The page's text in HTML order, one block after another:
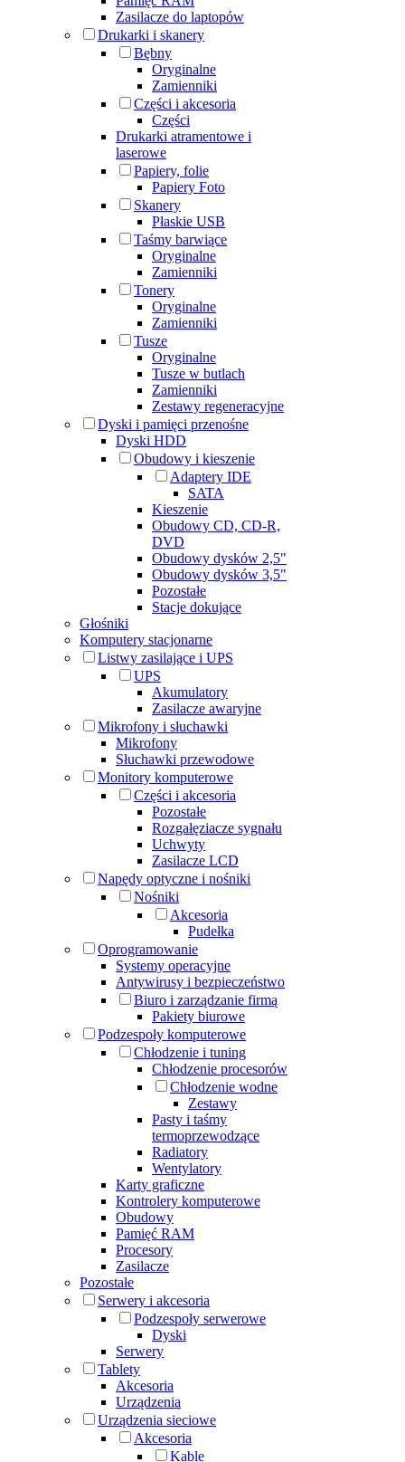
Zasilacze do laptopów
Drukarki i skanery
Bębny
Oryginalne
Zamienniki
Części i akcesoria
Części
Drukarki atramentowe i
laserowe
Papiery, folie
Papiery Foto
Skanery
Płaskie USB
Taśmy barwiące
Oryginalne
Zamienniki
Tonery
Oryginalne
Zamienniki
Tusze
Oryginalne
Tusze w butlach
Zamienniki
Zestawy regeneracyjne
Dyski i pamięci przenośne
Dyski HDD
Obudowy i kieszenie
Adaptery IDE
SATA
Kieszenie
Obudowy CD, CD-R,
DVD
Obudowy dysków 2,5"
Obudowy dysków 3,5"
Pozostałe
Stacje dokujące
Głośniki
Komputery stacjonarne
Listwy zasilające i UPS
UPS
Akumulatory
Zasilacze awaryjne
Mikrofony i słuchawki
Mikrofony
Słuchawki przewodowe
Monitory komputerowe
Części i akcesoria
Pozostałe
Rozgałęziacze sygnału
Uchwyty
Zasilacze LCD
Napędy optyczne i nośniki
Nośniki
Akcesoria
Pudełka
Oprogramowanie
Systemy operacyjne
Antywirusy i bezpieczeństwo
Biuro i zarządzanie firmą
Pakiety biurowe
Podzespoły komputerowe
Chłodzenie i tuning
Chłodzenie procesorów
Chłodzenie wodne
Zestawy
Pasty i taśmy
termoprzewodzące
Radiatory
Wentylatory
Karty graficzne
Kontrolery komputerowe
Obudowy
Pamięć RAM
Procesory
Zasilacze
Pozostałe
Serwery i akcesoria
Podzespoły serwerowe
Dyski
Serwery
Tablety
Akcesoria
Urządzenia
Urządzenia sieciowe
Akcesoria
Kable